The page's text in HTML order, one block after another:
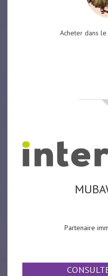
Acheter dans
Partenaire